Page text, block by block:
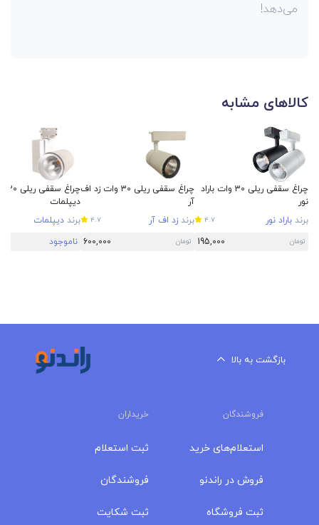
می‌دهد!
کالاهای مشابه
چراغ سقفی ریلی 30 وات باراد
نور
برند باراد نور 4.7
تومان 195,000
چراغ سقفی ریلی 30 وات زد اف
آر
برند زد اف آر 4.7
تومان 600,000
دیپلمات
برند دیپلمات
ناموجود
بازگشت به بالا
فروشندگان خریداران
استعلام‌های خرید
فروش در راندنو
ثبت فروشگاه
ثبت استعلام
فروشندگان
ثبت شکایت